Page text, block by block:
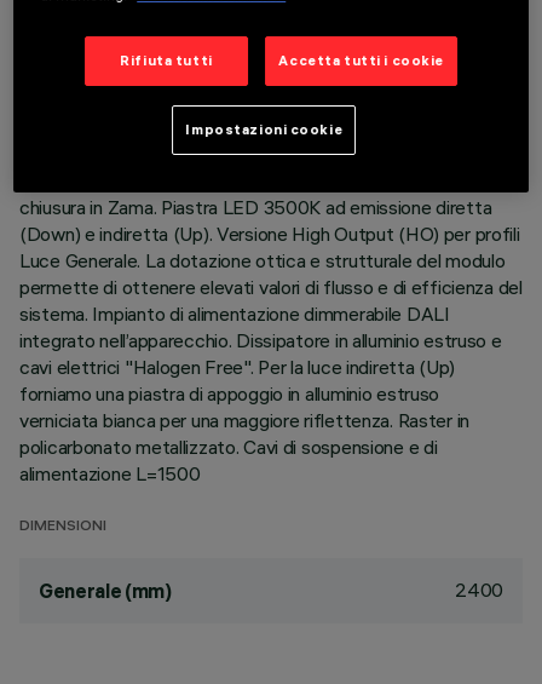
DATI TECNICI
Corpo illuminante sospensione Stand Alone. Il prodotto è
chiusura in Zama. Piastra LED 3500K ad emissione diretta
(Down) e indiretta (Up). Versione High Output (HO) per profili
Luce Generale. La dotazione ottica e strutturale del modulo
permette di ottenere elevati valori di flusso e di efficienza del
sistema. Impianto di alimentazione dimmerabile DALI
integrato nell’apparecchio. Dissipatore in alluminio estruso e
cavi elettrici "Halogen Free". Per la luce indiretta (Up)
forniamo una piastra di appoggio in alluminio estruso
verniciata bianca per una maggiore riflettenza. Raster in
policarbonato metallizzato. Cavi di sospensione e di
alimentazione L=1500
DIMENSIONI
Generale (mm) 2400
Rifiuta tutti Accetta tutti i cookie
Impostazioni cookie